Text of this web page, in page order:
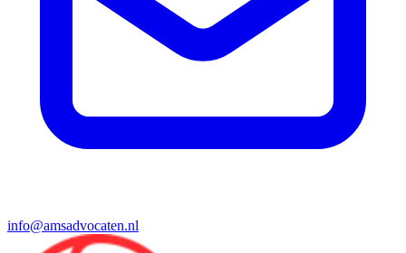
info@amsadvocaten.nl